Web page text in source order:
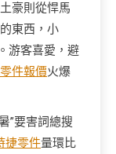
豪則從悍馬
東西，小
游客喜愛，避
件報價火爆
”要害詞總搜
捷零件量環比